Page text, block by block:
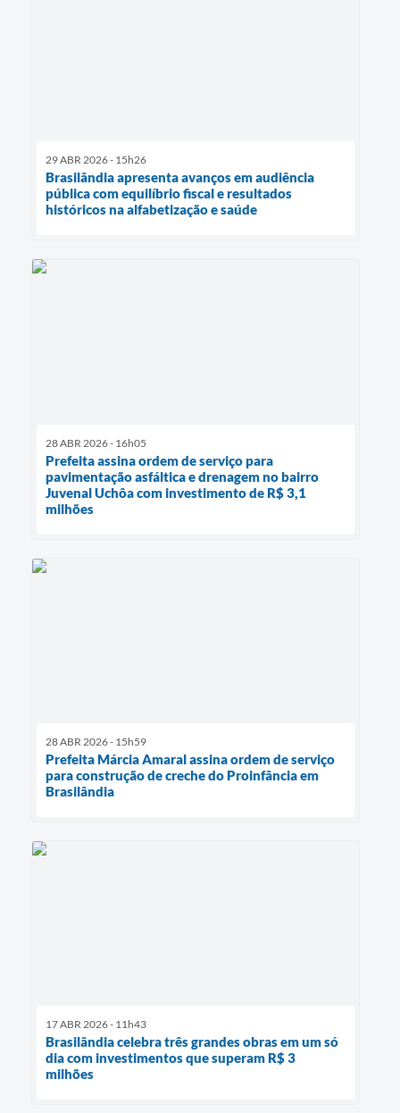
29 ABR 2026 - 15h26
Brasilândia apresenta avanços em audiência
pública com equilíbrio fiscal e resultados
históricos na alfabetização e saúde
28 ABR 2026 - 16h05
Prefeita assina ordem de serviço para
pavimentação asfáltica e drenagem no bairro
Juvenal Uchôa com investimento de R$ 3,1
milhões
28 ABR 2026 - 15h59
Prefeita Márcia Amaral assina ordem de serviço
para construção de creche do Proinfância em
Brasilândia
17 ABR 2026 - 11h43
Brasilândia celebra três grandes obras em um só
dia com investimentos que superam R$ 3
milhões